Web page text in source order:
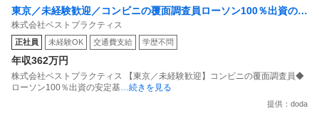
東京／未経験歓迎／コンビニの覆面調査員ローソン100％出資の安
定基盤／月５日在宅／残業月10時間
株式会社ベストプラクティス
正社員 未経験OK 交通費支給 学歴不問
年収362万円
株式会社ベストプラクティス 【東京／未経験歓迎】コンビニの覆面調査員◆
ローソン100％出資の安定基 …続きを見る
提供：doda